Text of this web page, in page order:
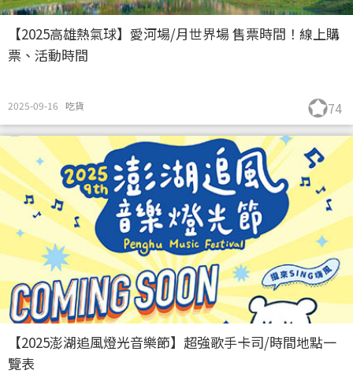
【2025高雄熱氣球】愛河場/月世界場 售票時間！線上購
票、活動時間
2025-09-16 吃貨 74
【2025澎湖追風燈光音樂節】超強歌手卡司/時間地點一
覽表